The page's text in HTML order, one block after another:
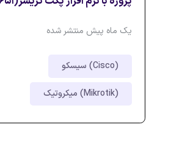
یک ماه پیش منتشر شده
سیسکو (Cisco)
میکروتیک (Mikrotik)